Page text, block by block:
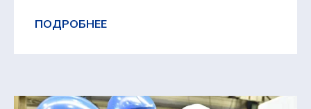
ПОДРОБНЕЕ